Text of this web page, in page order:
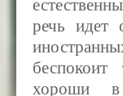
речь идет
хороши